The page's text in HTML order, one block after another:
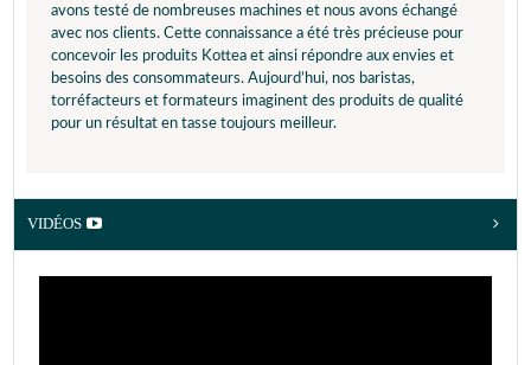
avons testé de nombreuses machines et nous avons échangé
avec nos clients. Cette connaissance a été très précieuse pour
concevoir les produits Kottea et ainsi répondre aux envies et
besoins des consommateurs. Aujourd’hui, nos baristas,
torréfacteurs et formateurs imaginent des produits de qualité
pour un résultat en tasse toujours meilleur.
VIDÉOS